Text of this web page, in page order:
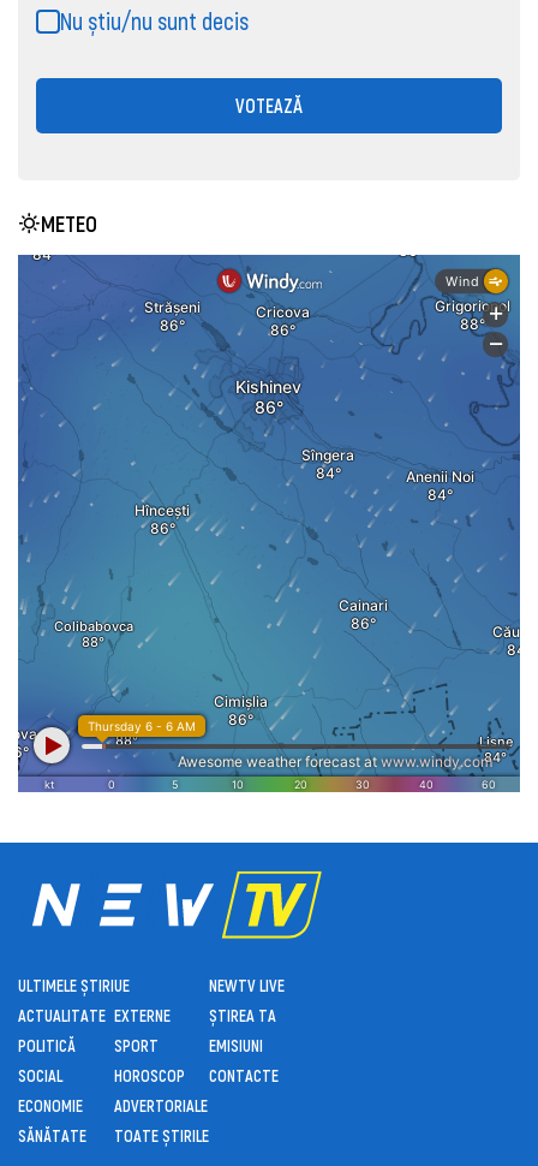
Nu știu/nu sunt decis
VOTEAZĂ
METEO
ULTIMELE ȘTIRI
ACTUALITATE
POLITICĂ
SOCIAL
ECONOMIE
SĂNĂTATE
UE
EXTERNE
SPORT
HOROSCOP
ADVERTORIALE
TOATE ȘTIRILE
NEWTV LIVE
ȘTIREA TA
EMISIUNI
CONTACTE